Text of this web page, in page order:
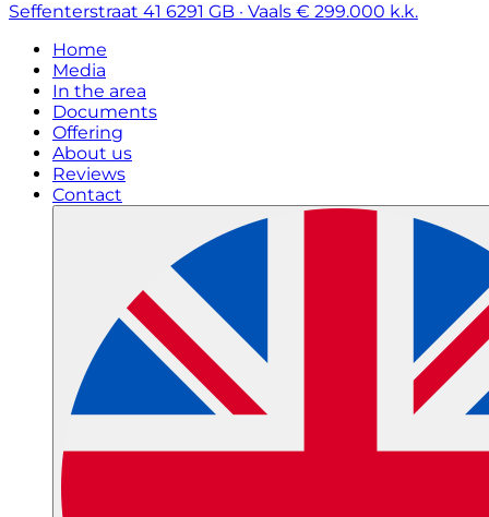
Seffenterstraat 41 6291 GB · Vaals € 299.000 k.k.
Home
Media
In the area
Documents
Offering
About us
Reviews
Contact